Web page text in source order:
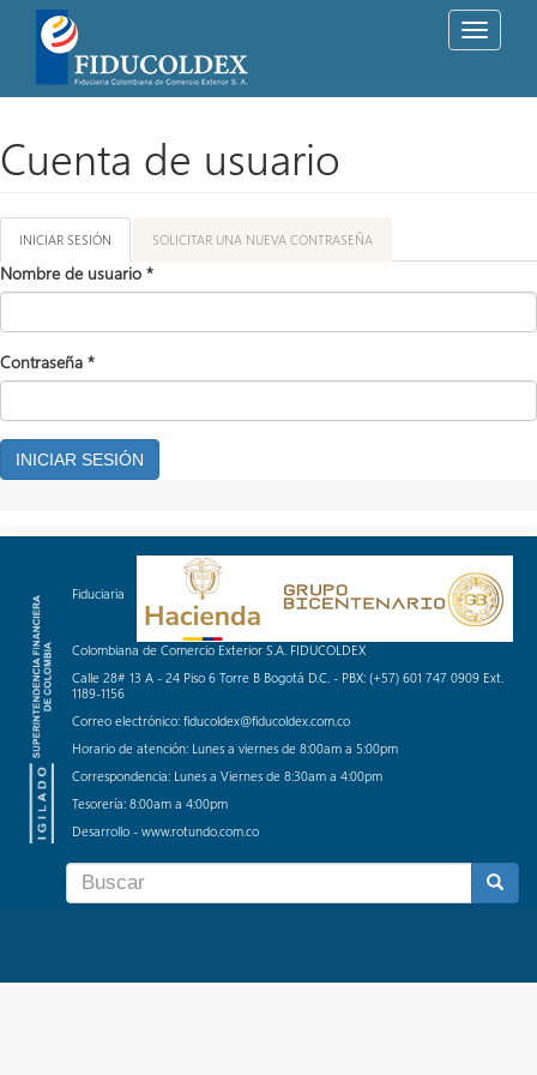
Pasar
principal
Toggle
Cuenta de usuario
Solapas
principales
INICIAR SESIÓN (SOLAPA
ACTIVA)
SOLICITAR UNA NUEVA CONTRASEÑA
Nombre de usuario *
Contraseña *
INICIAR SESIÓN
Fiduciaria
Colombiana de Comercio Exterior S.A. FIDUCOLDEX
Calle 28# 13 A - 24 Piso 6 Torre B Bogotá D.C. - PBX: (+57) 601 747 0909 Ext.
1189-1156
Correo electrónico: fiducoldex@fiducoldex.com.co
Horario de atención: Lunes a viernes de 8:00am a 5:00pm
Correspondencia: Lunes a Viernes de 8:30am a 4:00pm
Tesorería: 8:00am a 4:00pm
Desarrollo - www.rotundo.com.co
Formulario